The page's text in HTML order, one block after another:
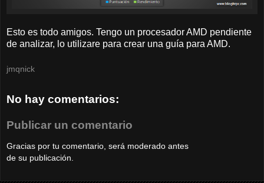
Esto es todo amigos. Tengo un procesador AMD pendiente
de analizar, lo utilizare para crear una guía para AMD.
jmqnick
No hay comentarios:
Publicar un comentario
Gracias por tu comentario, será moderado antes
de su publicación.